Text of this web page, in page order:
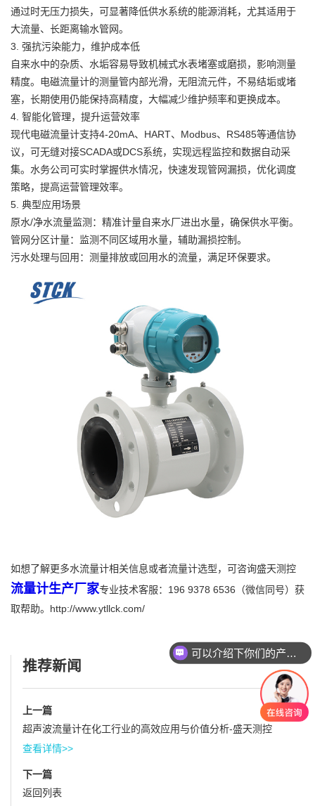
通过时无压力损失，可显著降低供水系统的能源消耗，尤其适用于
大流量、长距离输水管网。
3. 强抗污染能力，维护成本低
自来水中的杂质、水垢容易导致机械式水表堵塞或磨损，影响测量
精度。电磁流量计的测量管内部光滑，无阻流元件，不易结垢或堵
塞，长期使用仍能保持高精度，大幅减少维护频率和更换成本。
4. 智能化管理，提升运营效率
现代电磁流量计支持4-20mA、HART、Modbus、RS485等通信协
议，可无缝对接SCADA或DCS系统，实现远程监控和数据自动采
集。水务公司可实时掌握供水情况，快速发现管网漏损，优化调度
策略，提高运营管理效率。
5. 典型应用场景
原水/净水流量监测：精准计量自来水厂进出水量，确保供水平衡。
管网分区计量：监测不同区域用水量，辅助漏损控制。
污水处理与回用：测量排放或回用水的流量，满足环保要求。
如想了解更多水流量计相关信息或者流量计选型，可咨询盛天测控
流量计生产厂家专业技术客服：196 9378 6536（微信同号）获
取帮助。http://www.ytllck.com/
推荐新闻
上一篇
超声波流量计在化工行业的高效应用与价值分析-盛天测控
查看详情>>
下一篇
返回列表